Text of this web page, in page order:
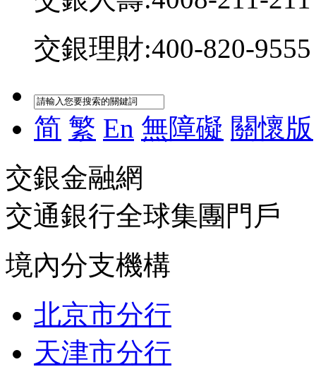
交銀理財:400-820-9555
简 繁 En 無障礙 關懷版
交銀金融網
交通銀行全球集團門戶
境內分支機構
北京市分行
天津市分行